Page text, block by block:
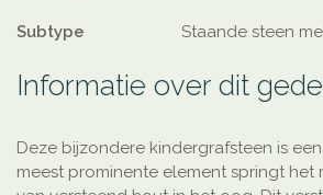
Subtype Staande steen
Informatie over dit
Deze bijzondere kindergrafsteen is
meest prominente element springt het